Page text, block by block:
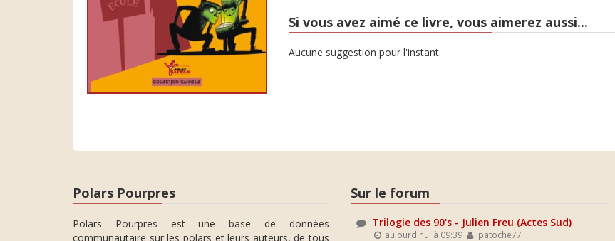
Si vous avez aimé ce livre, vous aimerez aussi...
Aucune suggestion pour l'instant.
Polars Pourpres
Polars Pourpres est une base de données
communautaire sur les polars et leurs auteurs, de tous
Sur le forum
Trilogie des 90's - Julien Freu (Actes Sud)
aujourd'hui à 09:39 patoche77